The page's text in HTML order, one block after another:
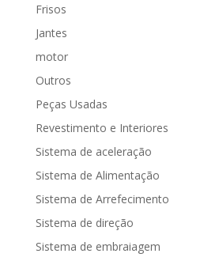
Frisos
Jantes
motor
Outros
Peças Usadas
Revestimento e Interiores
Sistema de aceleração
Sistema de Alimentação
Sistema de Arrefecimento
Sistema de direção
Sistema de embraiagem